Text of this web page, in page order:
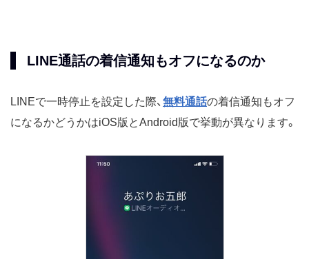
LINE通話の着信通知もオフになるのか
LINEで一時停止を設定した際、 無料通話の着信通知もオフ
になるかどうかはiOS版とAndroid版で挙動が異なります。